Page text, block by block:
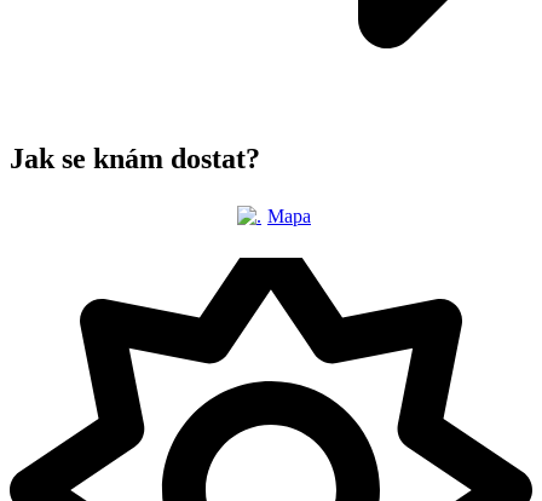
Jak se knám dostat?
Mapa